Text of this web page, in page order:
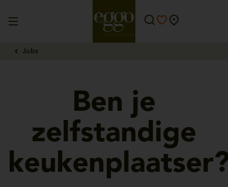
Jobs
Ben je
zelfstandige